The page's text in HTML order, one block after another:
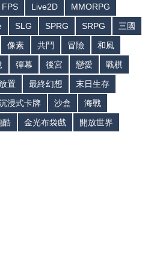
FPS Live2D
MMORPG
SLG SPRG SRPG
三國
像素 共鬥 冒險
和風
彈幕 後宮 戀愛
戰棋
放置 最終幻想
末日生存
浸式卡牌 沙盒
海戰
酷 金光布袋戲
開放世界